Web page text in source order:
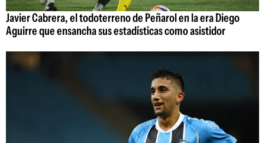
Javier Cabrera, el todoterreno de Peñarol en la era Diego
Aguirre que ensancha sus estadísticas como asistidor